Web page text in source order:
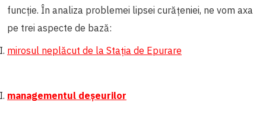
funcție. În analiza problemei lipsei curățeniei, ne vom axa
pe trei aspecte de bază:
mirosul neplăcut de la Stația de Epurare
managementul deșeurilor